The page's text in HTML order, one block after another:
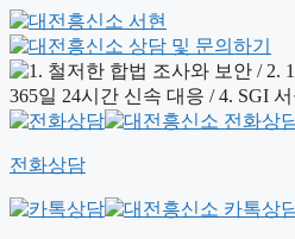
전화상담